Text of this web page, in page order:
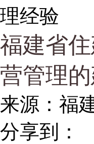
理经验
福建省
营管理
来源： 福
分享到：